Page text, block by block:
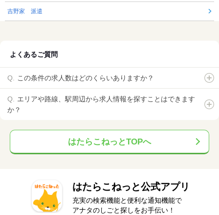
吉野家 派遣
よくあるご質問
この条件の求人数はどのくらいありますか？
エリアや路線、駅周辺から求人情報を探すことはできます
か？
はたらこねっとTOPへ
はたらこねっと公式アプリ
充実の検索機能と便利な通知機能で
アナタのしごと探しをお手伝い！